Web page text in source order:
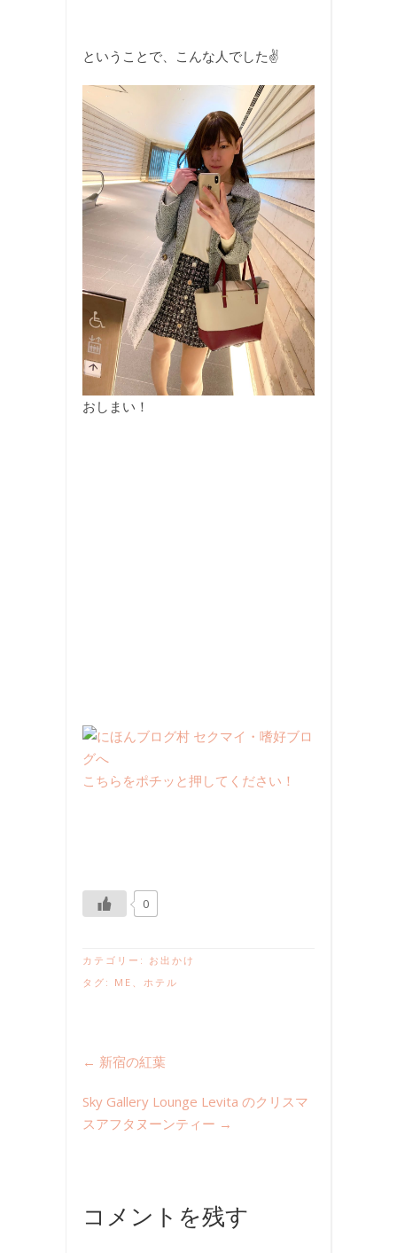
ということで、こんな人でした✌️
おしまい！
こちらをポチッと押してください！
0
カテゴリー: お出かけ
タグ: ME ホテル
← 新宿の紅葉
Sky Gallery Lounge Levita のクリスマ
スアフタヌーンティー →
コメントを残す